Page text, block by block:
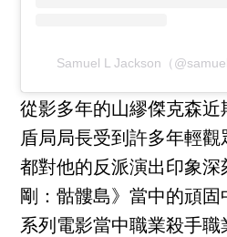
Samuel L Jackson（
從影多年的山繆傑克森
盾局局長受到許多年輕
都對他的反派演出印象深
剛：骷髏島》當中的頑固
系列電影當中職業殺手